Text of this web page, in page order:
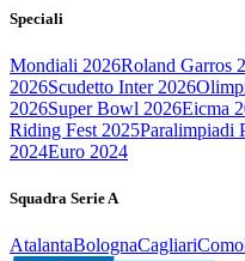
Speciali
Mondiali 2026Roland Garros
2026Scudetto Inter 2026
2026Super Bowl 2026Eicma
Riding Fest 2025Paralimpiadi
2024Euro 2024
Squadra Serie A
AtalantaBolognaCagliariComo